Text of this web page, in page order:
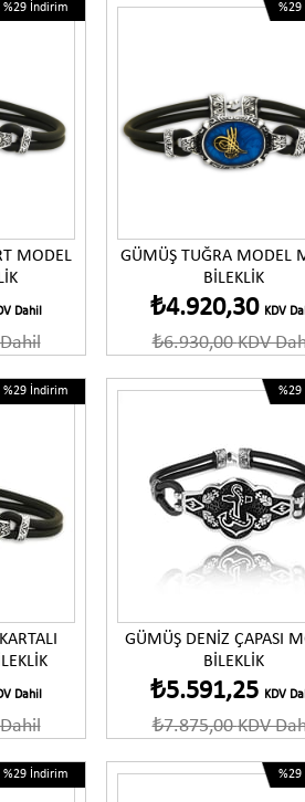
MODEL
Dahil
%29 İndirim
GÜMÜŞ TUĞRA MODEL
BİLEKLİK
₺4.920,30 KDV
₺6.930,00KDV
%29
Dahil
%29 İndirim
GÜMÜŞ DENİZ ÇAPASI
BİLEKLİK
₺5.591,25 KDV
₺7.875,00KDV
%29
%29 İndirim %29